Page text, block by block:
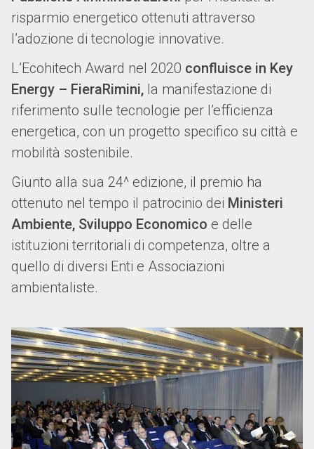
risparmio energetico ottenuti attraverso
l’adozione di tecnologie innovative.
L’Ecohitech Award nel 2020 confluisce in Key
Energy – FieraRimini, la manifestazione di
riferimento sulle tecnologie per l’efficienza
energetica, con un progetto specifico su città e
mobilità sostenibile.
Giunto alla sua 24^ edizione, il premio ha
ottenuto nel tempo il patrocinio dei Ministeri
Ambiente, Sviluppo Economico e delle
istituzioni territoriali di competenza, oltre a
quello di diversi Enti e Associazioni
ambientaliste.